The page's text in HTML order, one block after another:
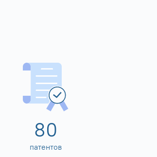
80
патентов